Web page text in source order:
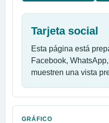
Tarjeta social
Esta página está
Facebook,
muestren una vista
GRÁFICO